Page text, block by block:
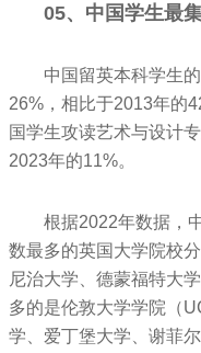
05、中国学生最
中国留英本科学生
26%，相比于2013年的
国学生攻读艺术与设计
2023年的11%。
根据2022年数据，
数最多的英国大学院校
尼治大学、德蒙福特大
多的是伦敦大学学院（
学、爱丁堡大学、谢菲